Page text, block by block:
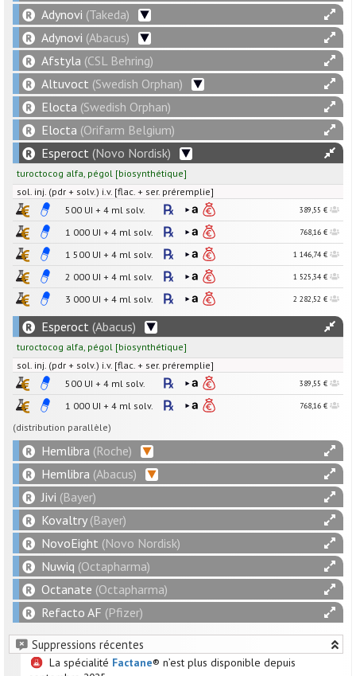
Adynovi (Takeda)
Adynovi (Abacus)
Afstyla (CSL Behring)
Altuvoct (Swedish Orphan)
Elocta (Swedish Orphan)
Elocta (Orifarm Belgium)
Esperoct (Novo Nordisk)
turoctocog alfa, pégol [biosynthétique]
sol. inj. (pdr + solv.) i.v. [flac. + ser. préremplie]
500 UI + 4 ml solv. 389,55 €
1 000 UI + 4 ml solv. 768,16 €
1 500 UI + 4 ml solv. 1 146,74 €
2 000 UI + 4 ml solv. 1 525,34 €
3 000 UI + 4 ml solv. 2 282,52 €
Esperoct (Abacus)
turoctocog alfa, pégol [biosynthétique]
sol. inj. (pdr + solv.) i.v. [flac. + ser. préremplie]
500 UI + 4 ml solv. 389,55 €
1 000 UI + 4 ml solv. 768,16 €
(distribution parallèle)
Hemlibra (Roche)
Hemlibra (Abacus)
Jivi (Bayer)
Kovaltry(Bayer)
NovoEight (Novo Nordisk)
Nuwiq (Octapharma)
Octanate (Octapharma)
Refacto AF (Pfizer)
Suppressions récentes
La spécialité Factane® n’est plus disponible depuis